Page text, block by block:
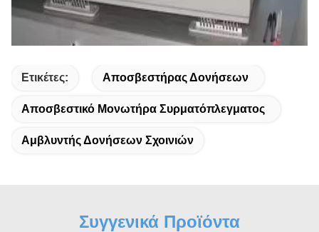
Ετικέτες: Αποσβεστήρας Δονήσεων
Αποσβεστικό Μονωτήρα Συρματόπλεγματος
Αμβλυντής Δονήσεων Σχοινιών
Συγγενικά Προϊόντα